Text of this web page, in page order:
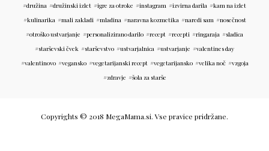
družina
družinski izlet igre za otroke instagram izvirna darila
kam na izlet
kulinarika
mali zakladi mladina naravna kozmetika naredi sam
nosečnost
otroško ustvarjanje
personalizirano darilo recept recepti ringaraja
sladica
starševski čvek
starševstvo ustvarjalnica ustvarjanje
valentines day
valentinovo
vegansko vegetarijanski recept vegetarijansko velika noč
vzgoja
zdravje
šola za starše
Copyrights © 2018 MegaMama.si. Vse pravice pridržane.